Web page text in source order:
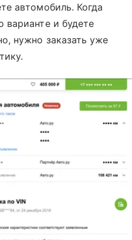
автомобиль. Когда
варианте и будете
нужно заказать уже